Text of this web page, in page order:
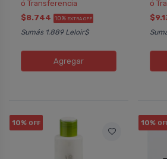
ó Transferencia
$8.744 10% EXTRA OFF
Sumás 1.889 Leloir$
Agregar
ó
10% OFF 10%